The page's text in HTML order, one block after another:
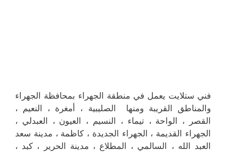
فني ستلايت يعمل في منطقة الجهراء بمحافظة الجهراء
والمناطق القريبة ومنها الصليبية ، أمغرة ، النعيم ،
القصر ، الواحة ، تيماء ، النسيم ، العيون ، العبدلي ،
الجهراء القديمة ، الجهراء الجديدة ، كاظمة ، مدينة سعد
العبد الله ، السالمي ، المطلاع ، مدينة الحرير ، كبد ،